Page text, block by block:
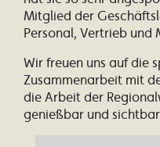
Mitglied der
Personal, Vertrieb
Wir freuen uns auf die
Zusammenarbeit mit
die Arbeit der
genießbar und